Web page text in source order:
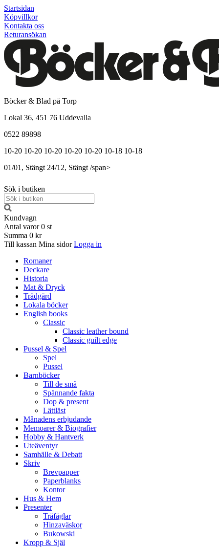
Startsidan
Köpvillkor
Kontakta oss
Returansökan
Böcker & Blad på Torp
Lokal 36, 451 76 Uddevalla
0522 89898
10-20 10-20 10-20 10-20 10-20 10-18 10-18
01/01, Stängt 24/12, Stängt /span>
Sök i butiken
Kundvagn
Antal varor 0 st
Summa 0 kr
Till kassan Mina sidor Logga in
Romaner
Deckare
Historia
Mat & Dryck
Trädgård
Lokala böcker
English books
Classic
Classic leather bound
Classic guilt edge
Pussel & Spel
Spel
Pussel
Barnböcker
Till de små
Spännande fakta
Dop & present
Lättläst
Månadens erbjudande
Memoarer & Biografier
Hobby & Hantverk
Uteäventyr
Samhälle & Debatt
Skriv
Brevpapper
Paperblanks
Kontor
Hus & Hem
Presenter
Träfåglar
Hinzaväskor
Bukowski
Kropp & Själ